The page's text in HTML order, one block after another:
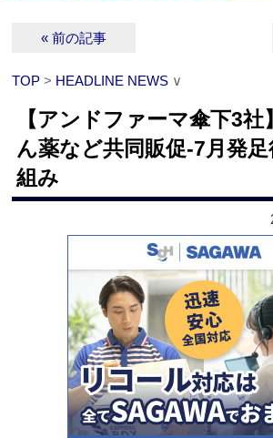
« 前の記事
TOP > HEADLINE NEWS ∨
【アンドファーマ傘下3
ん薬など共同販促‐7月発
組み